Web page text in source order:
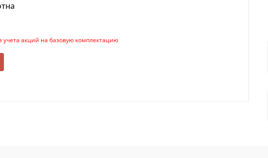
учета акций на базовую комплектацию